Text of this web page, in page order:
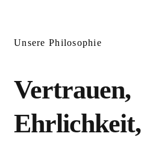
Unsere Philosophie
Vertrauen,
Ehrlichkeit,